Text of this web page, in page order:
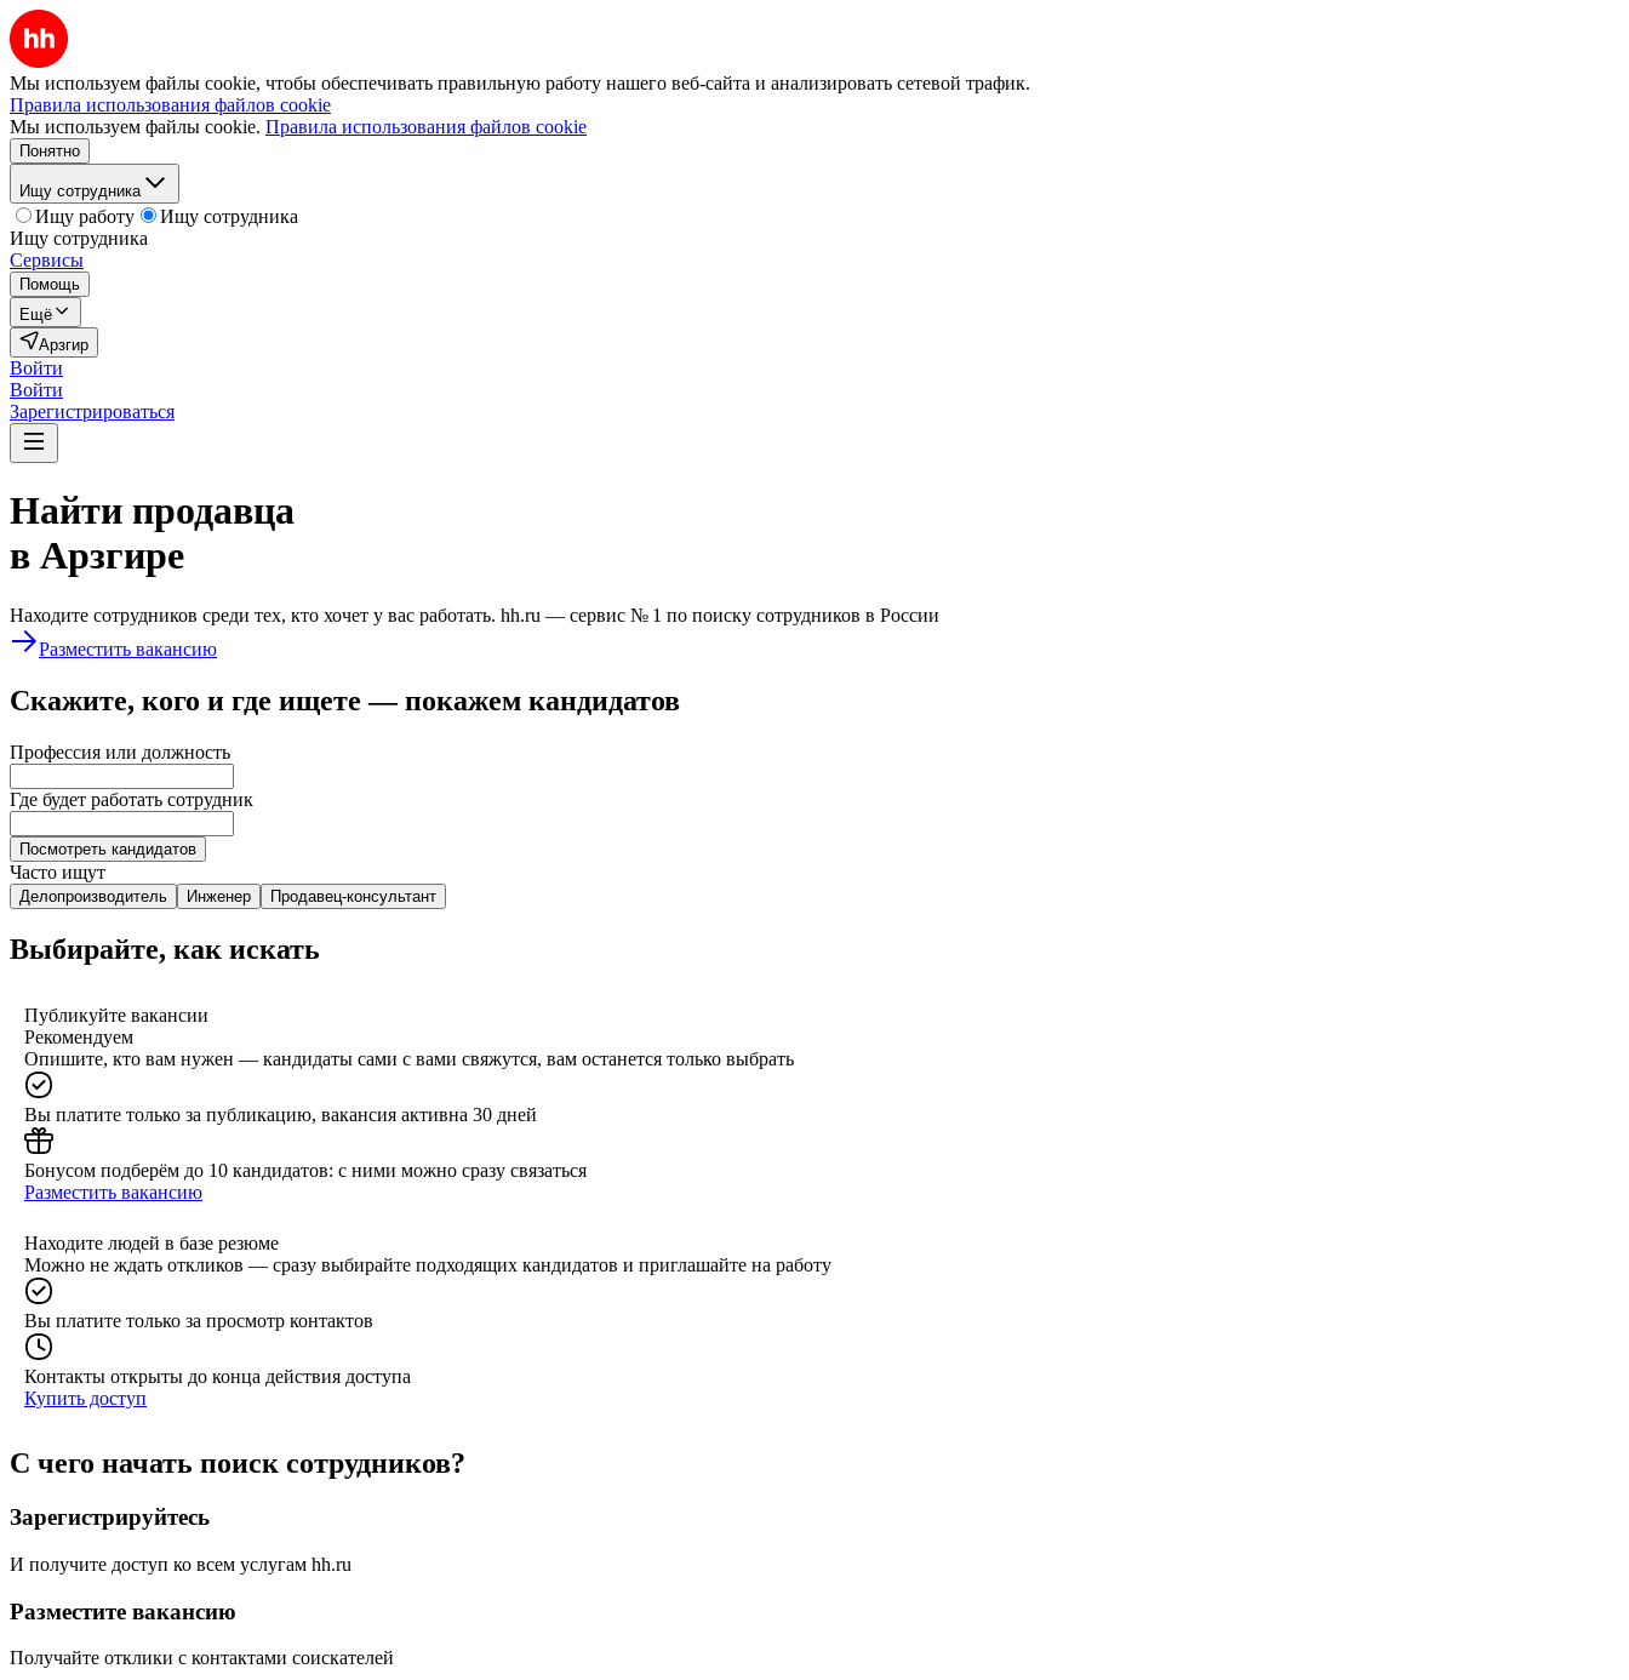
Мы используем файлы cookie, чтобы обеспечивать правильную работу нашего веб-сайта и анализировать сетевой трафик.
Правила использования файлов cookie
Мы используем файлы cookie. Правила использования файлов cookie
Понятно
Ищу сотрудника
Ищу работу
Ищу сотрудника
Ищу сотрудника
Сервисы
Помощь
Ещё
Арзгир
Войти
Войти
Зарегистрироваться
Найти продавца
в Арзгире
Находите сотрудников среди тех, кто хочет у вас работать. hh.ru — сервис № 1 по поиску сотрудников в России
Разместить вакансию
Скажите, кого и где ищете — покажем кандидатов
Профессия или должность
Где будет работать сотрудник
Посмотреть кандидатов
Часто ищут
Делопроизводитель Инженер Продавец-консультант
Выбирайте, как искать
Публикуйте вакансии
Рекомендуем
Опишите, кто вам нужен — кандидаты сами с вами свяжутся, вам останется только выбрать
Вы платите только за публикацию, вакансия активна 30 дней
Бонусом подберём до 10 кандидатов: с ними можно сразу связаться
Разместить вакансию
Находите людей в базе резюме
Можно не ждать откликов — сразу выбирайте подходящих кандидатов и приглашайте на работу
Вы платите только за просмотр контактов
Контакты открыты до конца действия доступа
Купить доступ
С чего начать поиск сотрудников?
Зарегистрируйтесь
И получите доступ ко всем услугам hh.ru
Разместите вакансию
Получайте отклики с контактами соискателей